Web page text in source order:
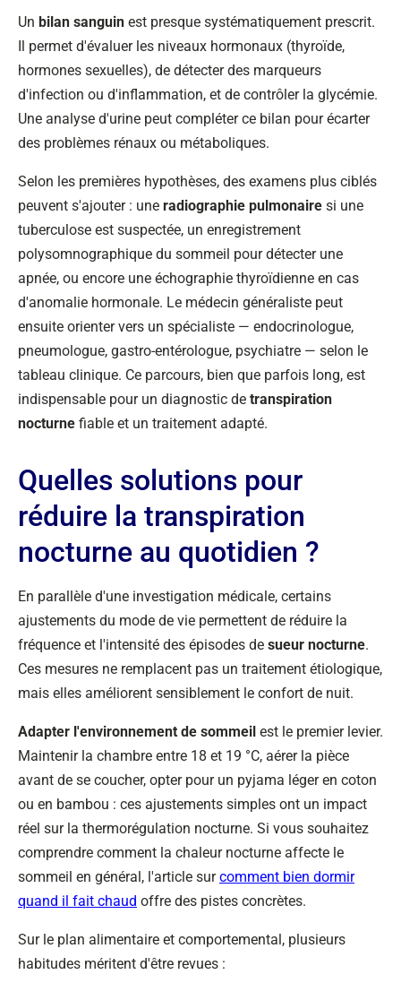
Un bilan sanguin est presque systématiquement prescrit.
Il permet d'évaluer les niveaux hormonaux (thyroïde,
hormones sexuelles), de détecter des marqueurs
d'infection ou d'inflammation, et de contrôler la glycémie.
Une analyse d'urine peut compléter ce bilan pour écarter
des problèmes rénaux ou métaboliques.
Selon les premières hypothèses, des examens plus ciblés
peuvent s'ajouter : une radiographie pulmonaire si une
tuberculose est suspectée, un enregistrement
polysomnographique du sommeil pour détecter une
apnée, ou encore une échographie thyroïdienne en cas
d'anomalie hormonale. Le médecin généraliste peut
ensuite orienter vers un spécialiste — endocrinologue,
pneumologue, gastro-entérologue, psychiatre — selon le
tableau clinique. Ce parcours, bien que parfois long, est
indispensable pour un diagnostic de transpiration
nocturne fiable et un traitement adapté.
Quelles solutions pour
réduire la transpiration
nocturne au quotidien ?
En parallèle d'une investigation médicale, certains
ajustements du mode de vie permettent de réduire la
fréquence et l'intensité des épisodes de sueur nocturne.
Ces mesures ne remplacent pas un traitement étiologique,
mais elles améliorent sensiblement le confort de nuit.
Adapter l'environnement de sommeil est le premier levier.
Maintenir la chambre entre 18 et 19 °C, aérer la pièce
avant de se coucher, opter pour un pyjama léger en coton
ou en bambou : ces ajustements simples ont un impact
réel sur la thermorégulation nocturne. Si vous souhaitez
comprendre comment la chaleur nocturne affecte le
sommeil en général, l'article surcomment bien dormir
quand il fait chaud offre des pistes concrètes.
Sur le plan alimentaire et comportemental, plusieurs
habitudes méritent d'être revues :